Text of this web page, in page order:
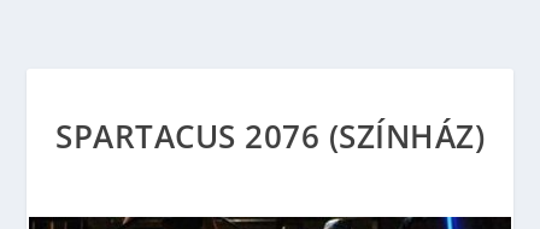
SPARTACUS 2076 (SZÍNHÁZ)